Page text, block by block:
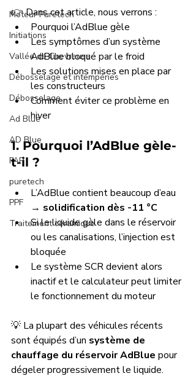
Moteur Puretech
Initiations
Vallée de Chevreuse
Débosselage et intempéries
Débosselage
Ad Blue
AD Blue
FAP
puretech
PPF
Traitement céramique
👉 Dans cet article, nous verrons :
Pourquoi l’AdBlue gèle
Les symptômes d’un système
AdBlue bloqué par le froid
Les solutions mises en place par
les constructeurs
Comment éviter ce problème en
hiver
1. Pourquoi l’AdBlue gèle-
t-il ?
L’AdBlue contient beaucoup d’eau
→ solidification dès -11 °C
Si le liquide gèle dans le réservoir
ou les canalisations, l’injection est
bloquée
Le système SCR devient alors
inactif et le calculateur peut limiter
le fonctionnement du moteur
💡 La plupart des véhicules récents
sont équipés d’un système de
chauffage du réservoir AdBlue pour
dégeler progressivement le liquide.